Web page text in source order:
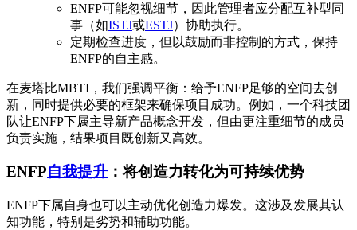
ENFP可能忽视细节，因此管理者应分配互补型同
事（如ISTJ或ESTJ）协助执行。
定期检查进度，但以鼓励而非控制的方式，保持
ENFP的自主感。
在麦塔比MBTI，我们强调平衡：给予ENFP足够的空间去创
新，同时提供必要的框架来确保项目成功。例如，一个科技团
队让ENFP下属主导新产品概念开发，但由更注重细节的成员
负责实施，结果项目既创新又高效。
ENFP自我提升 ：将创造力转化为可持续优势
ENFP下属自身也可以主动优化创造力爆发。这涉及发展其认
知功能，特别是劣势和辅助功能。